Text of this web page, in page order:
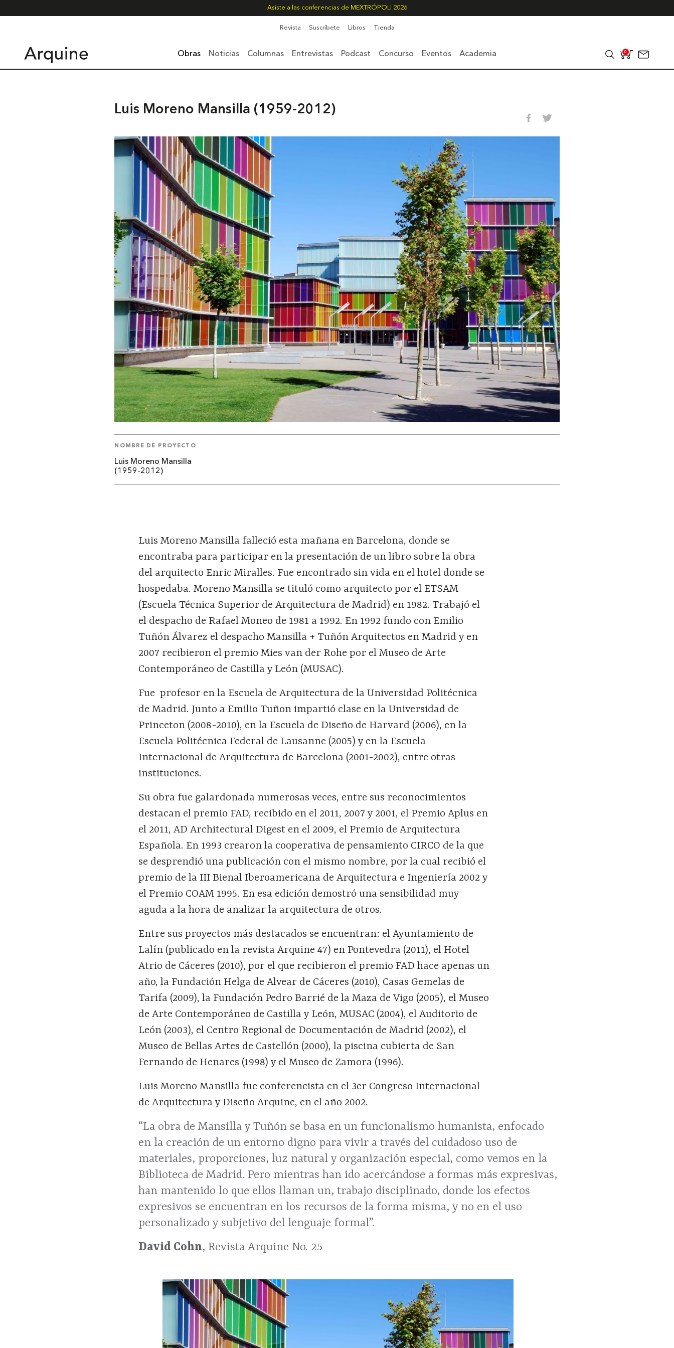
Asiste a las conferencias de MEXTRÓPOLI 2026
Revista Suscríbete Libros Tienda
Obras Noticias Columnas Entrevistas Podcast Concurso Eventos Academia 0
Luis Moreno Mansilla (1959-2012)
NOMBRE DE PROYECTO
Luis Moreno Mansilla
(1959-2012)
Luis Moreno Mansilla falleció esta mañana en Barcelona, donde se
encontraba para participar en la presentación de un libro sobre la obra
del arquitecto Enric Miralles. Fue encontrado sin vida en el hotel donde se
hospedaba. Moreno Mansilla se tituló como arquitecto por el ETSAM
(Escuela Técnica Superior de Arquitectura de Madrid) en 1982. Trabajó el
el despacho de Rafael Moneo de 1981 a 1992. En 1992 fundo con Emilio
Tuñón Álvarez el despacho Mansilla + Tuñón Arquitectos en Madrid y en
2007 recibieron el premio Mies van der Rohe por el Museo de Arte
Contemporáneo de Castilla y León (MUSAC).
Fue profesor en la Escuela de Arquitectura de la Universidad Politécnica
de Madrid. Junto a Emilio Tuñon impartió clase en la Universidad de
Princeton (2008-2010), en la Escuela de Diseño de Harvard (2006), en la
Escuela Politécnica Federal de Lausanne (2005) y en la Escuela
Internacional de Arquitectura de Barcelona (2001-2002), entre otras
instituciones.
Su obra fue galardonada numerosas veces, entre sus reconocimientos
destacan el premio FAD, recibido en el 2011, 2007 y 2001, el Premio Aplus en
el 2011, AD Architectural Digest en el 2009, el Premio de Arquitectura
Española. En 1993 crearon la cooperativa de pensamiento CIRCO de la que
se desprendió una publicación con el mismo nombre, por la cual recibió el
premio de la III Bienal Iberoamericana de Arquitectura e Ingeniería 2002 y
el Premio COAM 1995. En esa edición demostró una sensibilidad muy
aguda a la hora de analizar la arquitectura de otros.
Entre sus proyectos más destacados se encuentran: el Ayuntamiento de
Lalín (publicado en la revista Arquine 47) en Pontevedra (2011), el Hotel
Atrio de Cáceres (2010), por el que recibieron el premio FAD hace apenas un
año, la Fundación Helga de Alvear de Cáceres (2010), Casas Gemelas de
Tarifa (2009), la Fundación Pedro Barrié de la Maza de Vigo (2005), el Museo
de Arte Contemporáneo de Castilla y León, MUSAC (2004), el Auditorio de
León (2003), el Centro Regional de Documentación de Madrid (2002), el
Museo de Bellas Artes de Castellón (2000), la piscina cubierta de San
Fernando de Henares (1998) y el Museo de Zamora (1996).
Luis Moreno Mansilla fue conferencista en el 3er Congreso Internacional
de Arquitectura y Diseño Arquine, en el año 2002.
“La obra de Mansilla y Tuñón se basa en un funcionalismo humanista, enfocado
en la creación de un entorno digno para vivir a través del cuidadoso uso de
materiales, proporciones, luz natural y organización especial, como vemos en la
Biblioteca de Madrid. Pero mientras han ido acercándose a formas más expresivas,
han mantenido lo que ellos llaman un, trabajo disciplinado, donde los efectos
expresivos se encuentran en los recursos de la forma misma, y no en el uso
personalizado y subjetivo del lenguaje formal”.
David Cohn, Revista Arquine No. 25